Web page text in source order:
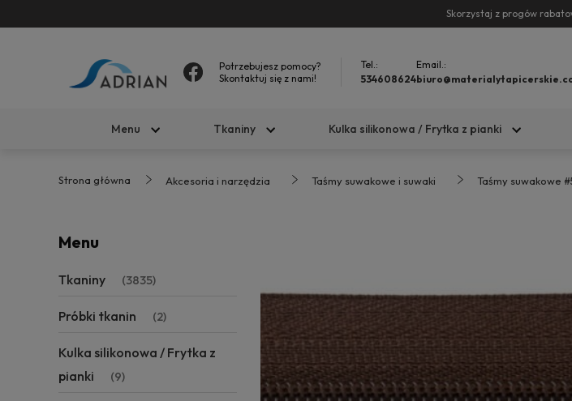
Skorzystaj z progów
Potrzebujesz pomocy?
Skontaktuj się z nami!
Tel.:
534608624
Email.:
Menu Tkaniny Kulka silikonowa / Frytka z pianki
Strona główna Akcesoria i narzędzia Taśmy suwakowe i suwaki Taśmy suwakowe
Menu
Tkaniny (3835)
Próbki tkanin (2)
Kulka silikonowa / Frytka z
pianki
(9)